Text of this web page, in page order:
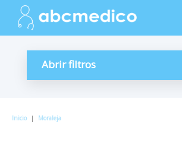
Abrir filtros
Inicio | Moraleja